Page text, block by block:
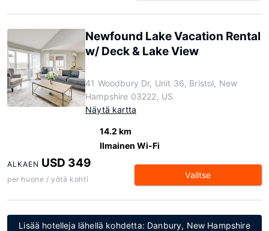
Newfound Lake Vacation Rental
w/ Deck & Lake View
41 Woodbury Dr, Unit 36, Bristol, New
Hampshire 03222, US
Näytä kartta
14.2 km
Ilmainen Wi-Fi
ALKAEN USD 349
per huone / yötä kohti Valitse
Lisää hotelleja lähellä kohdetta: Danbury, New Hampshire